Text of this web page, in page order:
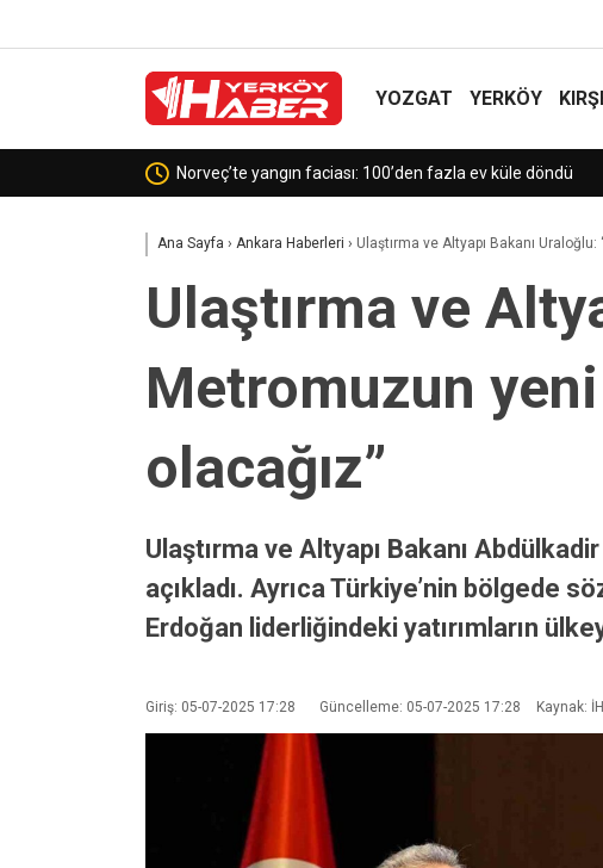
YOZGAT YERKÖY
Beyan edilmeyen 395,49 gram altın
Ana Sayfa › Ankara Haberleri › Ulaştırma ve Altyapı Bakanı
Ulaştırma ve
Metromuzun
olacağız”
Ulaştırma ve Altyapı Bakanı
açıkladı. Ayrıca Türkiye’nin bölgede
Erdoğan liderliğindeki yatırımların
Giriş: 05-07-2025 17:28 Güncelleme: 05-07-2025 17:28 Kaynak: